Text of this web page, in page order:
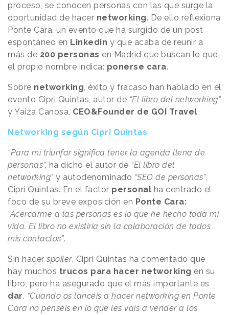
proceso, se conocen personas con las que surge la
oportunidad de hacer networking. De ello reflexiona
Ponte Cara, un evento que ha surgido de un post
espontáneo en Linkedin y que acaba de reunir a
más de 200 personas en Madrid que buscan lo que
el propio nombre indica: ponerse cara.
Sobre networking, éxito y fracaso han hablado en el
evento Cipri Quintas, autor de “El libro del networking”
y Yaiza Canosa, CEO&Founder de GOI Travel.
Networking según Cipri Quintas
“Para mí triunfar significa tener la agenda llena de
personas”, ha dicho el autor de “El libro del
networking”y autodenominado “SEO de personas”,
Cipri Quintas. En el factor personal ha centrado el
foco de su breve exposición en Ponte Cara:
“Acercarme a las personas es lo que he hecho toda mi
vida. El libro no existiría sin la colaboración de todos
mis contactos”.
Sin hacer spoiler, Cipri Quintas ha comentado que
hay muchos trucos para hacer networking en su
libro, pero ha asegurado que el más importante es
dar. “Cuando os lancéis a hacer networking en Ponte
Cara no penséis en lo que les vais a vender a los